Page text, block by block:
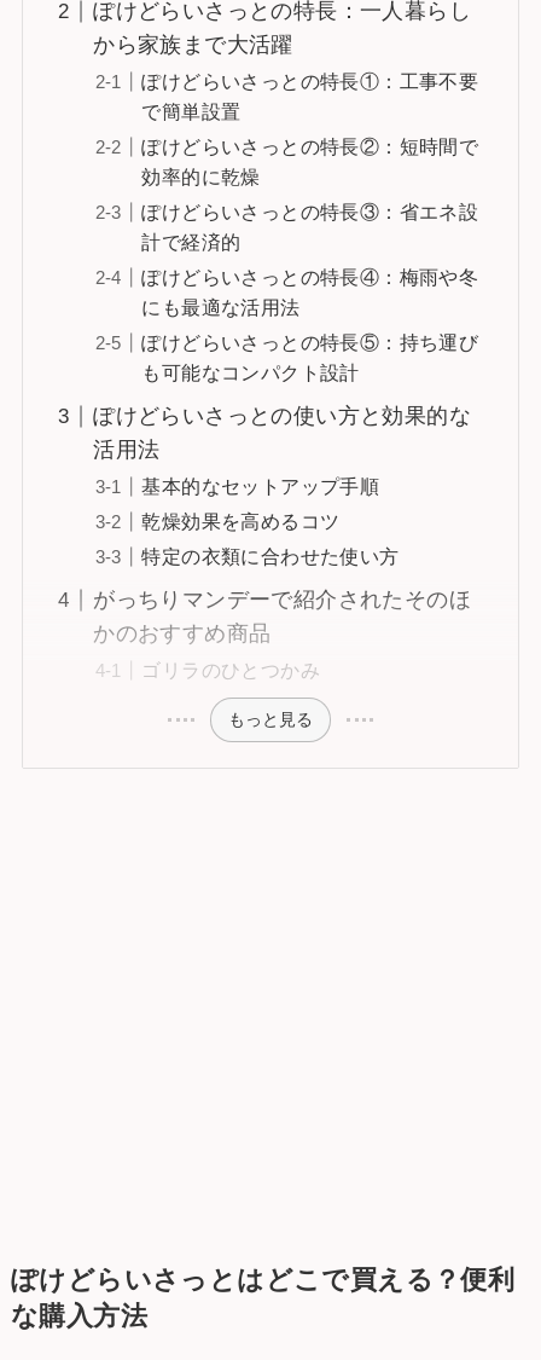
ぽけどらいさっとの特長：一人暮らし
から家族まで大活躍
ぽけどらいさっとの特長①：工事不要
で簡単設置
ぽけどらいさっとの特長②：短時間で
効率的に乾燥
ぽけどらいさっとの特長③：省エネ設
計で経済的
ぽけどらいさっとの特長④：梅雨や冬
にも最適な活用法
ぽけどらいさっとの特長⑤：持ち運び
も可能なコンパクト設計
ぽけどらいさっとの使い方と効果的な
活用法
基本的なセットアップ手順
乾燥効果を高めるコツ
特定の衣類に合わせた使い方
がっちりマンデーで紹介されたそのほ
かのおすすめ商品
ゴリラのひとつかみ
もっと見る
ぽけどらいさっとはどこで買える？便利
な購入方法